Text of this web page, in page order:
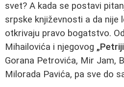
svet? A kada se postavi
srpske književnosti a da nije
otkrivaju pravo bogatstvo.
Mihailovića i njegovog
Gorana Petrovića, Mir Jam,
Milorada Pavića, pa sve do